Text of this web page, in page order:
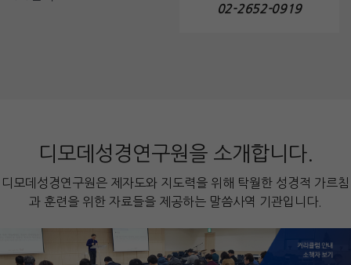
02-2652-0919
디모데성경연구원을 소개합니다.
디모데성경연구원은 제자도와 지도력을 위해 탁월한 성경적 가르침
과 훈련을 위한 자료들을 제공하는 말씀사역 기관입니다.